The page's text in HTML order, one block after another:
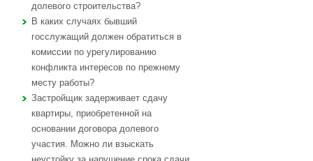
долевого строительства?
В каких случаях бывший
госслужащий должен обратиться в
комиссии по урегулированию
конфликта интересов по прежнему
месту работы?
Застройщик задерживает сдачу
квартиры, приобретенной на
основании договора долевого
участия. Можно ли взыскать